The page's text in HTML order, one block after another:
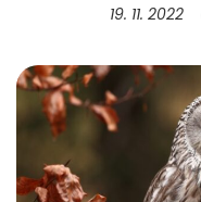
19. 11. 2022